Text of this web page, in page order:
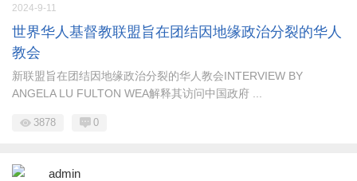
2024-9-11
世界华人基督教联盟旨在团结因地缘政治分裂的华人
教会
新联盟旨在团结因地缘政治分裂的华人教会INTERVIEW BY
ANGELA LU FULTON WEA解释其访问中国政府 ...
3878 0
admin